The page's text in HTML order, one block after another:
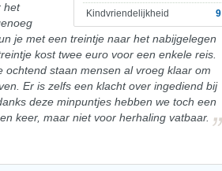
Kindvriendelijkheid
9
het
je met een treintje naar het nabijgelegen
kost twee euro voor een enkele reis.
staan mensen al vroeg klaar om
Er is zelfs een klacht over ingediend bij
deze minpuntjes hebben we toch een
keer, maar niet voor herhaling vatbaar.